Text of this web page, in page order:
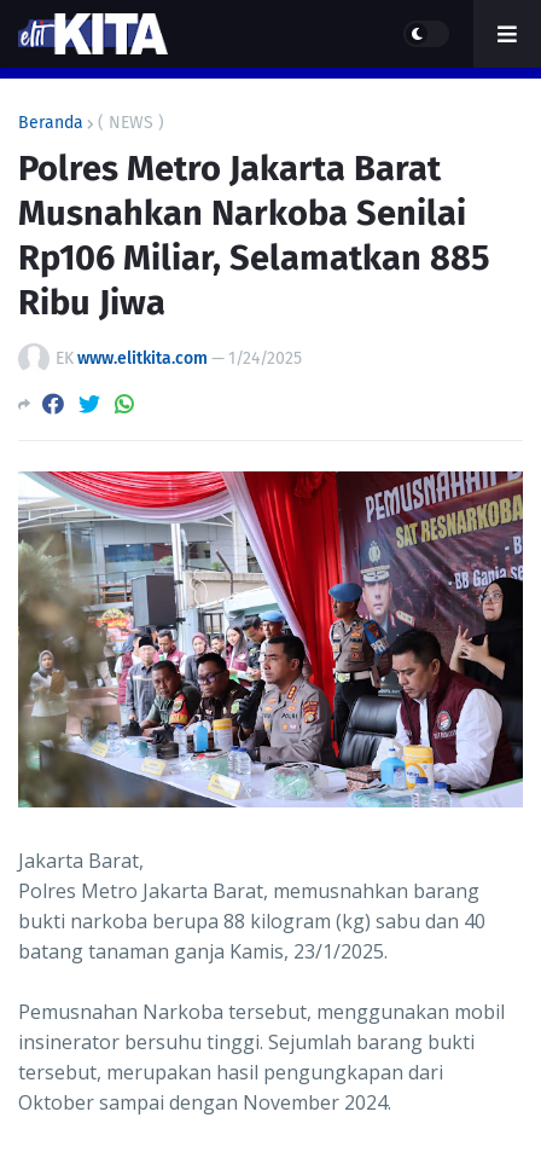
Beranda ( NEWS )
Polres Metro Jakarta Barat
Musnahkan Narkoba Senilai
Rp106 Miliar, Selamatkan 885
Ribu Jiwa
EKwww.elitkita.com — 1/24/2025
Jakarta Barat,
Polres Metro Jakarta Barat, memusnahkan barang
bukti narkoba berupa 88 kilogram (kg) sabu dan 40
batang tanaman ganja Kamis, 23/1/2025.
Pemusnahan Narkoba tersebut, menggunakan mobil
insinerator bersuhu tinggi. Sejumlah barang bukti
tersebut, merupakan hasil pengungkapan dari
Oktober sampai dengan November 2024.